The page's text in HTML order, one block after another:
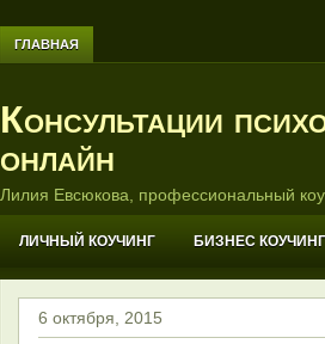
ГЛАВНАЯ
Консультации
онлайн
Лилия Евсюкова, профессиональный
ЛИЧНЫЙ КОУЧИНГ БИЗНЕС КОУЧИНГ
6 октября, 2015